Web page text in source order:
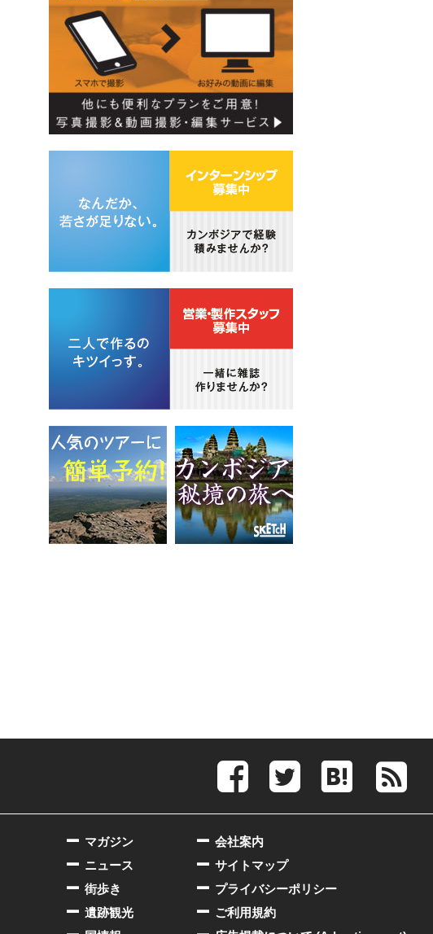
会社案内
サイトマップ
プライバシーポリシー
ご利用規約
マガジン
ニュース
街歩き
遺跡観光